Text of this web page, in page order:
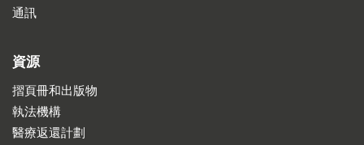
通訊
資源
摺頁冊和出版物
執法機構
醫療返還計劃